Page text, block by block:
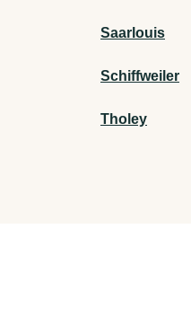
Saarlouis
Schiffweiler
Tholey